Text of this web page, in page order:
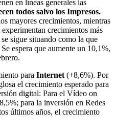
en líneas generales las
todos salvo los Impresos.
mayores crecimientos, mientras
crecimientos más
sigue situando como la que
espera que aumente un 10,1%,
para Internet (+8,6%). Por
el crecimiento esperado para
digital: Para el Vídeo on
para la inversión en Redes
últimos años, el crecimiento